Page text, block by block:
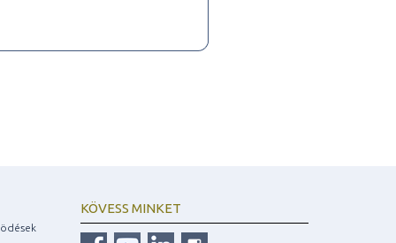
KÖVESS MINKET